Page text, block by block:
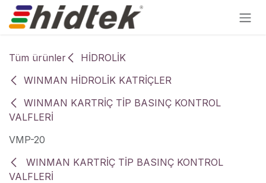
İçereği Atla
Tüm ürünler
HİDROLİK
WINMAN HİDROLİK KATRİÇLER
WINMAN KARTRİÇ TİP BASINÇ KONTROL
VALFLERİ
VMP-20
WINMAN KARTRİÇ TİP BASINÇ KONTROL
VALFLERİ